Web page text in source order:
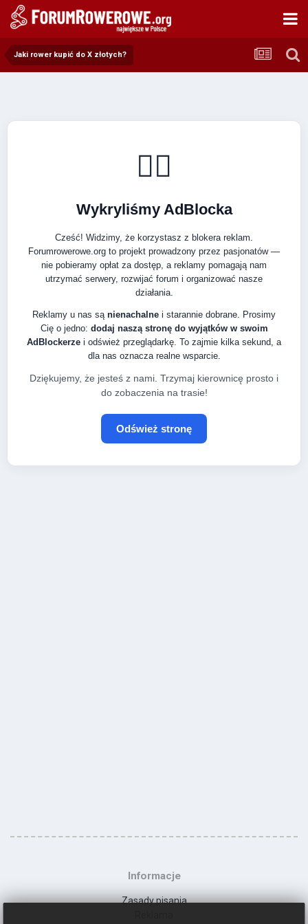
Jaki rower kupić do X złotych?
🚴‍♂️
Wykryliśmy AdBlocka
Cześć! Widzimy, że korzystasz z blokera reklam.
Forumrowerowe.org to projekt prowadzony przez pasjonatów —
nie pobieramy opłat za dostęp, a reklamy pomagają nam
utrzymać serwery, rozwijać forum i organizować nasze
działania.
Reklamy u nas są nienachalne i starannie dobrane. Prosimy
Cię o jedno: dodaj naszą stronę do wyjątków w swoim
AdBlockerze i odśwież przeglądarkę. To zajmie kilka sekund, a
dla nas oznacza realne wsparcie.
Dziękujemy, że jesteś z nami. Trzymaj kierownicę prosto i
do zobaczenia na trasie!
Odśwież stronę
Informacje
Zasady pisania